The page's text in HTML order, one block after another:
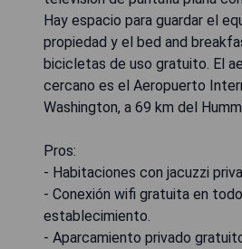
Hay espacio para guardar el
propiedad y el bed and
bicicletas de uso gratuito. El
cercano es el Aeropuerto
Washington, a 69 km del
Pros:
- Habitaciones con jacuzzi
- Conexión wifi gratuita en
establecimiento.
- Aparcamiento privado